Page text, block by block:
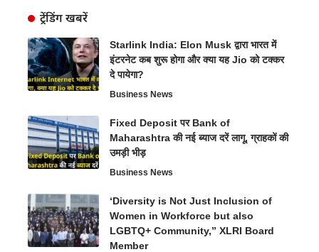
ट्रेंडिंग खबरें
Starlink India: Elon Musk द्वारा भारत में
इंटरनेट कब शुरू होगा और क्या यह Jio को टक्कर
दे पायेगा?
Business News
Fixed Deposit पर Bank of
Maharashtra की नई ब्याज दरें लागू, ग्राहकों की
उमड़ी भीड़
Business News
‘Diversity is Not Just Inclusion of
Women in Workforce but also
LGBTQ+ Community,” XLRI Board
Member